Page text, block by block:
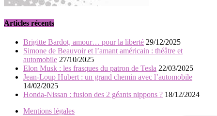
Articles récents
Brigitte Bardot, amour… pour la liberté 29/12/2025
Simone de Beauvoir et l’amant américain : théâtre et
automobile 27/10/2025
Elon Musk : les frasques du patron de Tesla 22/03/2025
Jean-Loup Hubert : un grand chemin avec l’automobile
14/02/2025
Honda-Nissan : fusion des 2 géants nippons ? 18/12/2024
Mentions légales